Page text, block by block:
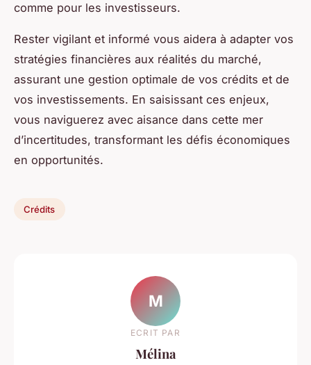
comme pour les investisseurs.
Rester vigilant et informé vous aidera à adapter vos
stratégies financières aux réalités du marché,
assurant une gestion optimale de vos crédits et de
vos investissements. En saisissant ces enjeux,
vous naviguerez avec aisance dans cette mer
d’incertitudes, transformant les défis économiques
en opportunités.
Crédits
M
ECRIT PAR
Mélina